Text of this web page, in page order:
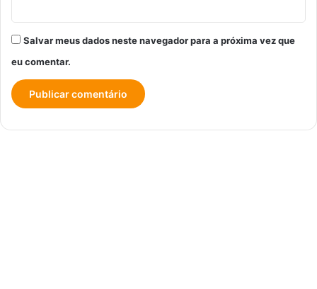
Salvar meus dados neste navegador para a próxima vez que
eu comentar.